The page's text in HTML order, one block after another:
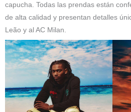
capucha. Todas las prendas están
de alta calidad y presentan detalles
Leão y al AC Milan.